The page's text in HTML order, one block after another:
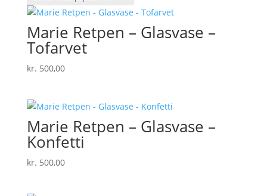
popularitet
Marie Retpen – Glasvase –
Tofarvet
kr. 500,00
Marie Retpen – Glasvase –
Konfetti
kr. 500,00